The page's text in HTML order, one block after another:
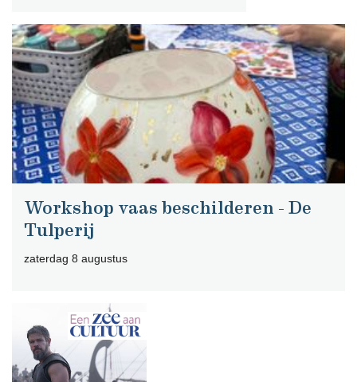
Workshop vaas beschilderen - De
Tulperij
zaterdag 8 augustus